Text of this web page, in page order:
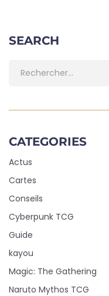
SEARCH
CATEGORIES
Actus
Cartes
Conseils
Cyberpunk TCG
Guide
kayou
Magic: The Gathering
Naruto Mythos TCG